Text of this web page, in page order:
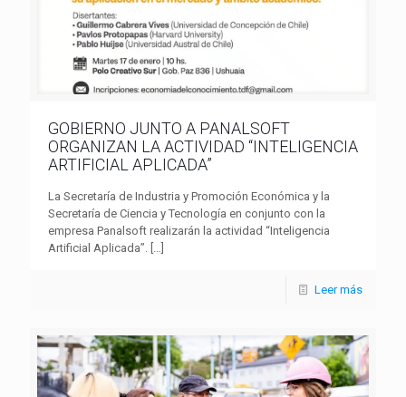
GOBIERNO JUNTO A PANALSOFT
ORGANIZAN LA ACTIVIDAD “INTELIGENCIA
ARTIFICIAL APLICADA”
La Secretaría de Industria y Promoción Económica y la
Secretaría de Ciencia y Tecnología en conjunto con la
empresa Panalsoft realizarán la actividad “Inteligencia
Artificial Aplicada”. […]
Leer más